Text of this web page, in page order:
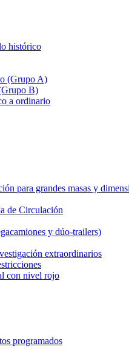
histórico
(Grupo A)
B)
a ordinario
para grandes masas y
de Circulación
y dúo-trailers)
extraordinarios
con nivel rojo
programados